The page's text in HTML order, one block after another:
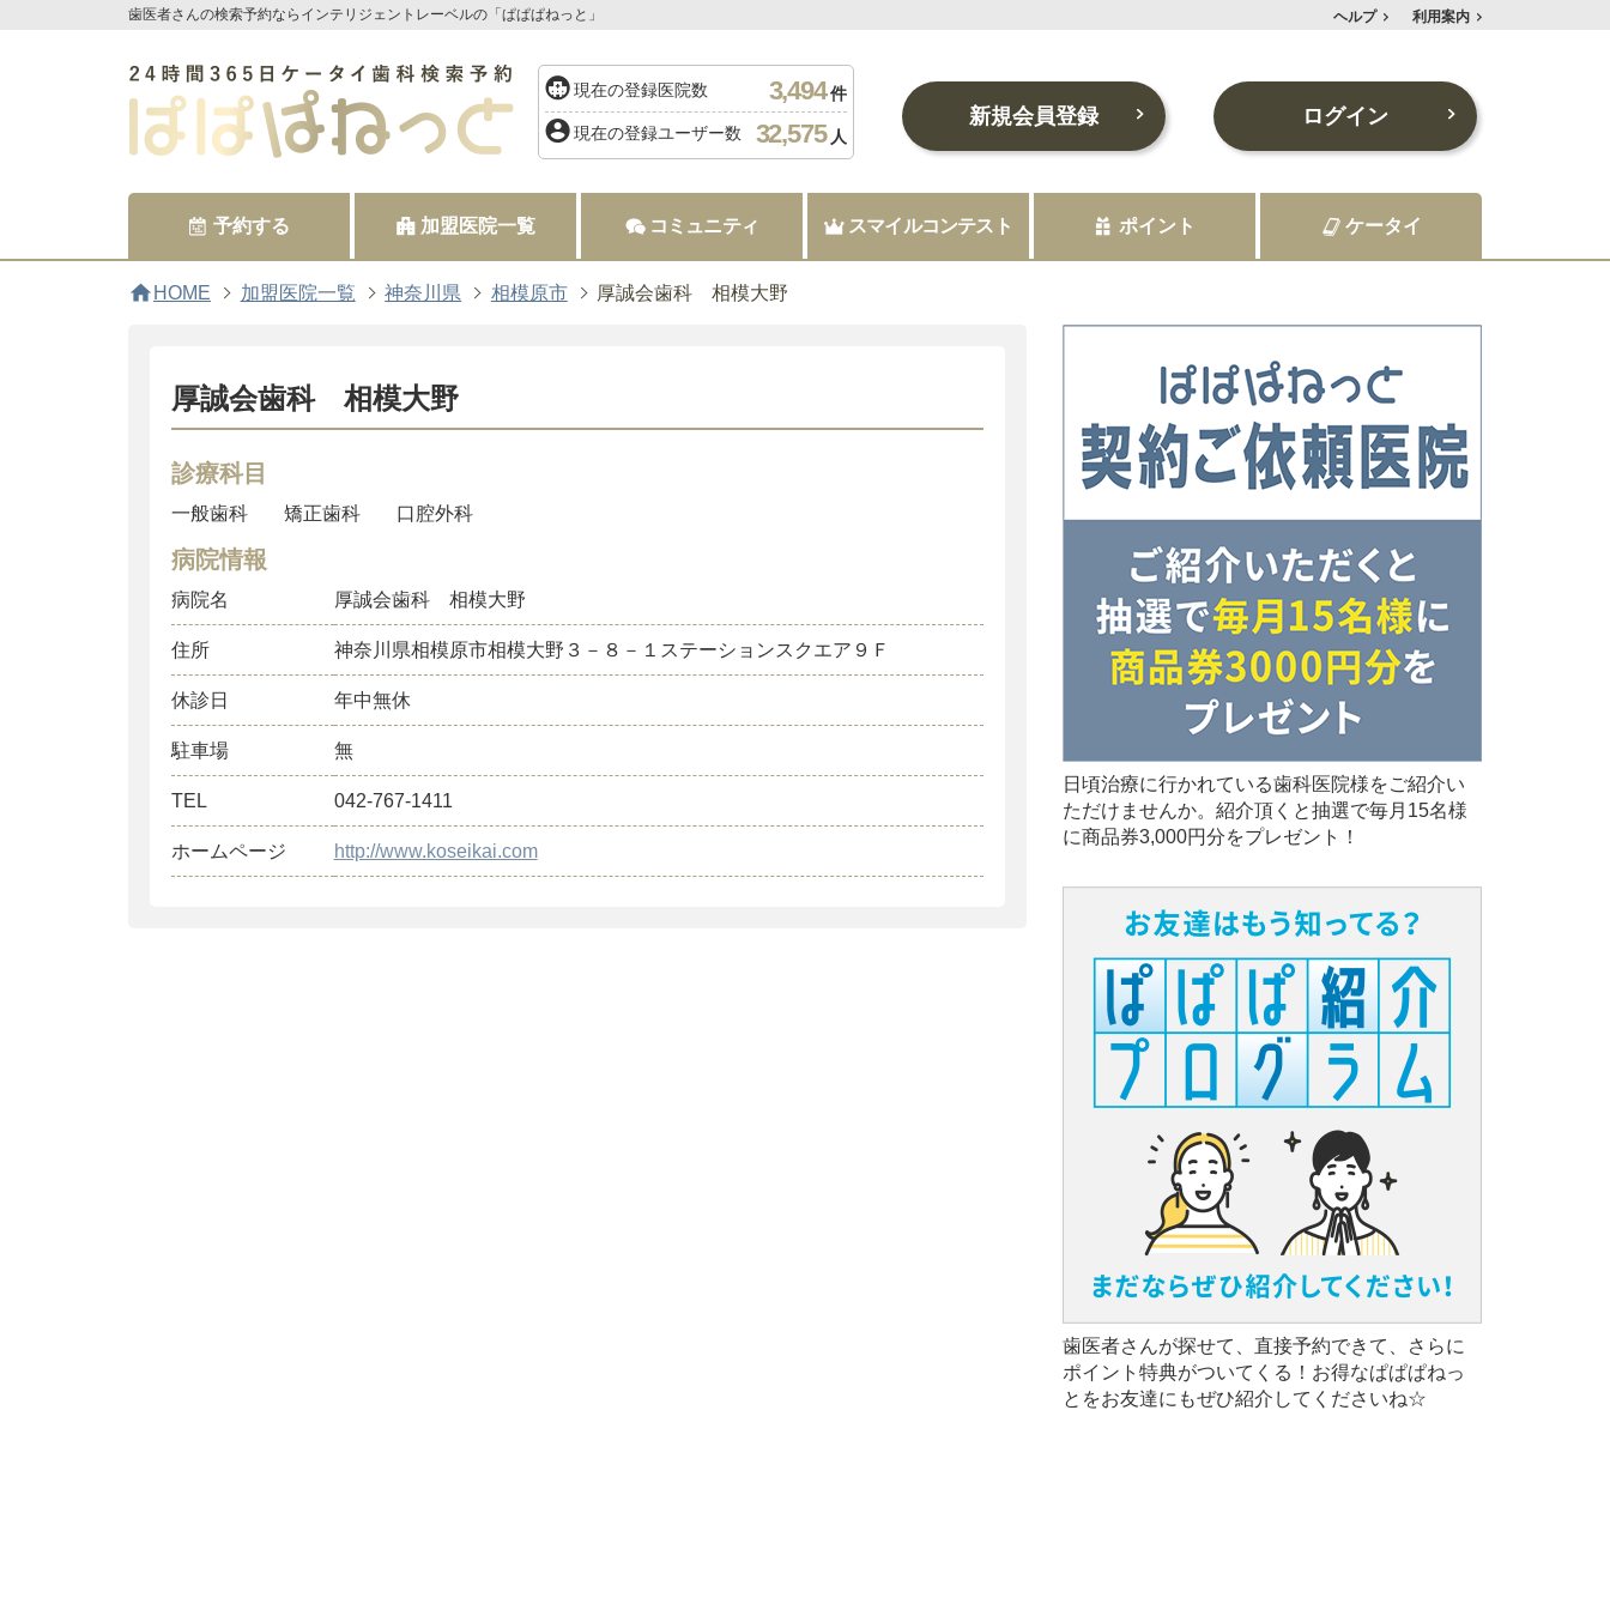
歯医者さんの検索予約ならインテリジェントレーベルの「ぱぱぱねっと」 ヘルプ 利用案内
現在の登録医院数 3,494件
現在の登録ユーザー数 32,575 人
新規会員登録 ログイン
予約する 加盟医院一覧 コミュニティ スマイルコンテスト ポイント ケータイ
home HOME 加盟医院一覧 神奈川県 相模原市 厚誠会歯科 相模大野
厚誠会歯科 相模大野
診療科目
一般歯科 矯正歯科 口腔外科
病院情報
病院名 厚誠会歯科 相模大野
住所 神奈川県相模原市相模大野３－８－１ステーションスクエア９Ｆ
休診日 年中無休
駐車場 無
TEL 042-767-1411
ホームページ http://www.koseikai.com
日頃治療に行かれている歯科医院様をご紹介い
ただけませんか。紹介頂くと抽選で毎月15名様
に商品券3,000円分をプレゼント！
歯医者さんが探せて、直接予約できて、さらに
ポイント特典がついてくる！お得なぱぱぱねっ
とをお友達にもぜひ紹介してくださいね☆